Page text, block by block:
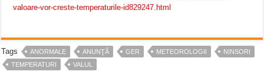
valoare-vor-creste-temperaturile-id829247.html
Tags ANORMALE ANUNŢĂ GER METEOROLOGII
NINSORI
TEMPERATURI
VALUL